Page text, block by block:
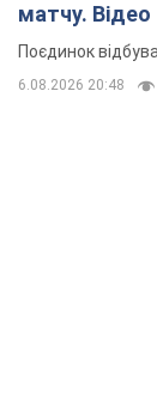
матчу. Відео
Поєдинок
6.08.2026 20:48